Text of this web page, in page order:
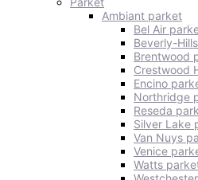
Ambiant parket
Bel Air
Beverly-
Brentwood
Crestwood
Encino
Northridge
Reseda
Silver Lake
Van Nuys
Venice
Watts